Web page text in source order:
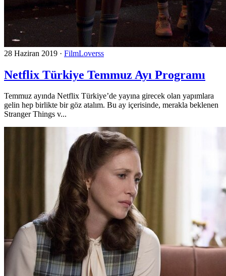
28 Haziran 2019 · FilmLoverss
Netflix Türkiye Temmuz Ayı Programı
Temmuz ayında Netflix Türkiye’de yayına girecek olan yapımlara
gelin hep birlikte bir göz atalım. Bu ay içerisinde, merakla beklenen
Stranger Things v...